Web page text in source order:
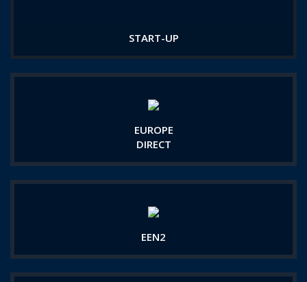
START-UP
EUROPE
DIRECT
EEN2